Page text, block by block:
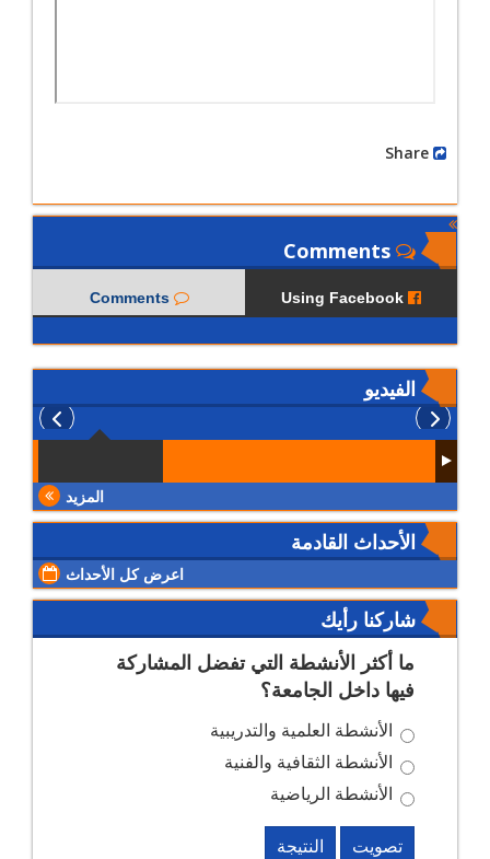
Comments
الفيديو
المزيد
الأحداث القادمة
اعرض كل الأحداث
شاركنا رأيك
ما أكثر الأنشطة التي تفضل المشاركة
فيها داخل الجامعة؟
الأنشطة العلمية والتدريبية
الأنشطة الثقافية والفنية
الأنشطة الرياضية
تصويت النتيجة